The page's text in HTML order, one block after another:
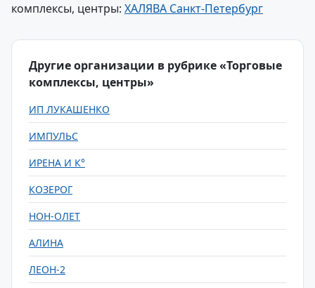
комплексы, центры: ХАЛЯВА Санкт-Петербург
Другие организации в рубрике «Торговые
комплексы, центры»
ИП ЛУКАШЕНКО
ИМПУЛЬС
ИРЕНА И К°
КОЗЕРОГ
НОН-ОЛЕТ
АЛИНА
ЛЕОН-2